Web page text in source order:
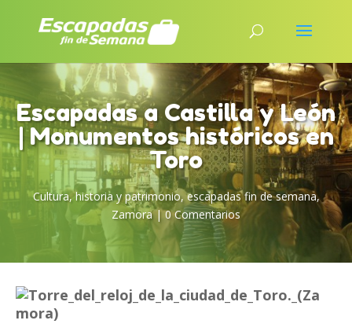
Escapadas a Castilla y León
| Monumentos históricos en
Toro
Cultura, historia y patrimonio,escapadas fin de semana,
Zamora|0 Comentarios